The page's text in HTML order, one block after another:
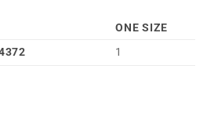
ONE SIZE
1